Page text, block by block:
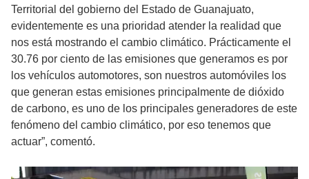
Territorial del gobierno del Estado de Guanajuato,
evidentemente es una prioridad atender la realidad que
nos está mostrando el cambio climático. Prácticamente el
30.76 por ciento de las emisiones que generamos es por
los vehículos automotores, son nuestros automóviles los
que generan estas emisiones principalmente de dióxido
de carbono, es uno de los principales generadores de este
fenómeno del cambio climático, por eso tenemos que
actuar”, comentó.